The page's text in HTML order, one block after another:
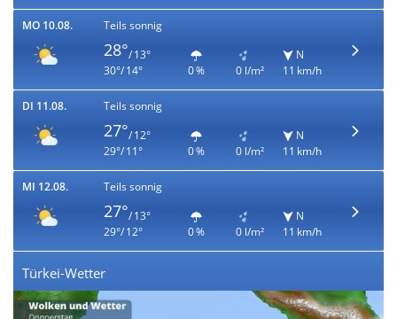
MO 10.08. Teils sonnig
28°/ 13°
30°/ 14°
0 % 0 l/m²
N
11 km/h
DI 11.08. Teils sonnig
27°/ 12°
29°/ 11°
0 % 0 l/m²
N
11 km/h
MI 12.08. Teils sonnig
27°/ 13°
29°/ 12°
0 % 0 l/m²
N
11 km/h
Türkei-Wetter